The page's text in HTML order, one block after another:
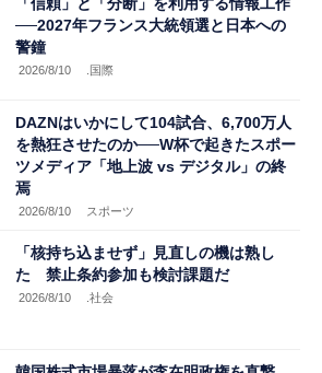
「信頼」と「分断」を利用する情報工作
──2027年フランス大統領選と日本への
警鐘
2026/8/10 .国際
DAZNはいかにして104試合、6,700万人
を熱狂させたのか──W杯で起きたスポー
ツメディア「地上波 vs デジタル」の終
焉
2026/8/10 スポーツ
「核持ち込ませず」見直しの機は熟し
た 禁止条約参加も検討課題だ
2026/8/10 .社会